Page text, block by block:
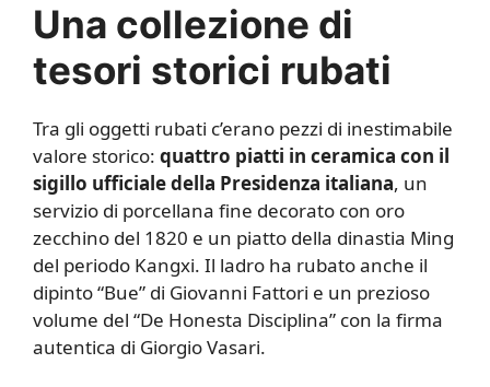
Una collezione di
tesori storici rubati
Tra gli oggetti rubati c’erano pezzi di inestimabile
valore storico: quattro piatti in ceramica con il
sigillo ufficiale della Presidenza italiana, un
servizio di porcellana fine decorato con oro
zecchino del 1820 e un piatto della dinastia Ming
del periodo Kangxi. Il ladro ha rubato anche il
dipinto “Bue” di Giovanni Fattori e un prezioso
volume del “De Honesta Disciplina” con la firma
autentica di Giorgio Vasari.